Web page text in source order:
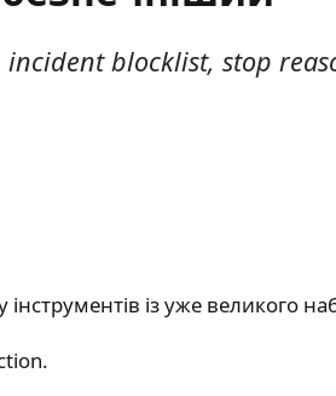
blocklist, stop
із уже великого